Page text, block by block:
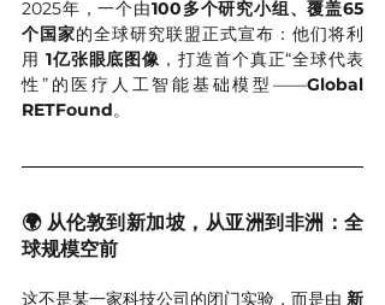
2025年，一个由100多个研究小组、覆盖65
个国家的全球研究联盟正式宣布：他们将利
用 1亿张眼底图像 ，打造首个真正“全球代表
性”的医疗人工智能基础模型——Global
RETFound。
🌍 从伦敦到新加坡，从亚洲到非洲：全
球规模空前
这不是某一家科技公司的闭门实验，而是由 新